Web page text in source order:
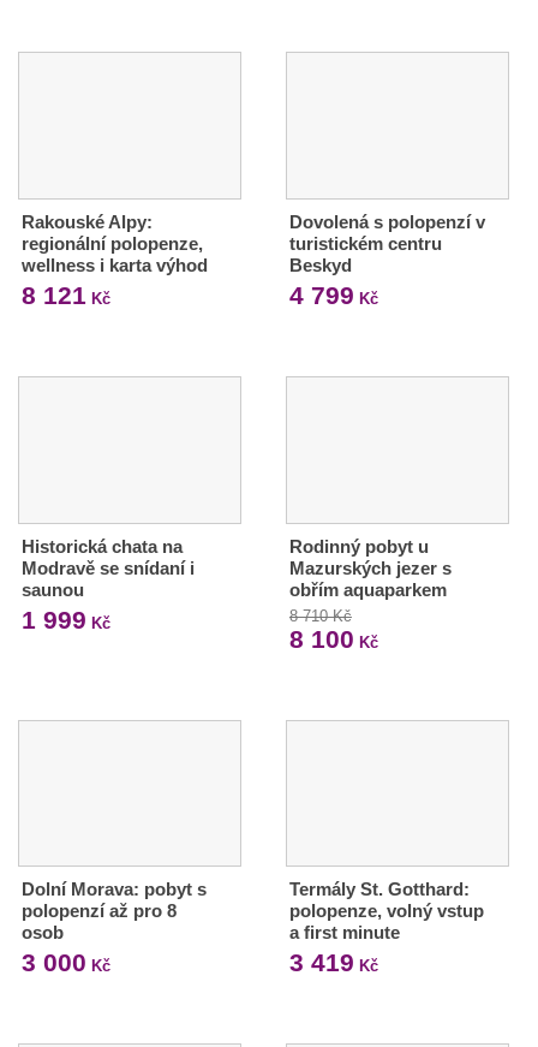
Rakouské Alpy:
regionální polopenze,
wellness i karta výhod
8 121 Kč
Dovolená s polopenzí v
turistickém centru
Beskyd
4 799 Kč
Historická chata na
Modravě se snídaní i
saunou
1 999 Kč
Rodinný pobyt u
Mazurských jezer s
obřím aquaparkem
8 710 Kč
8 100 Kč
Dolní Morava: pobyt s
polopenzí až pro 8
osob
3 000 Kč
Termály St. Gotthard:
polopenze, volný vstup
a first minute
3 419 Kč